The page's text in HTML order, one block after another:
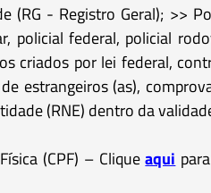
(RG - Registro Geral); >>
policial federal, policial
criados por lei federal,
estrangeiros (as),
(RNE) dentro da
(CPF) – Cliqueaqui